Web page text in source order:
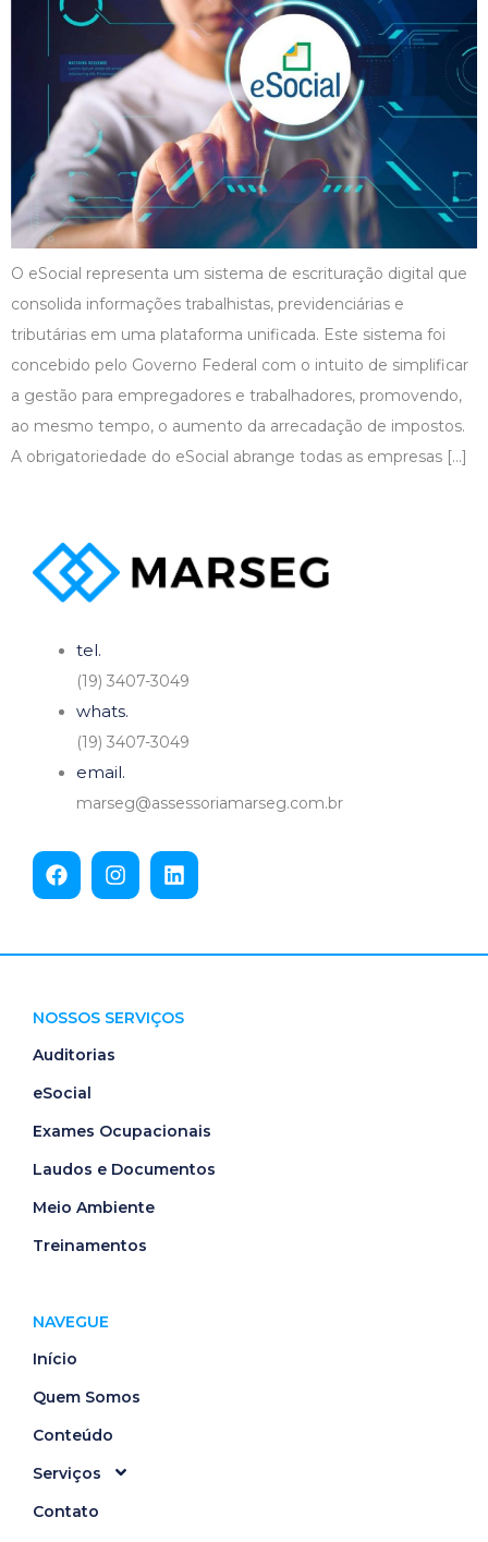
O eSocial representa um sistema de escrituração digital que
consolida informações trabalhistas, previdenciárias e
tributárias em uma plataforma unificada. Este sistema foi
concebido pelo Governo Federal com o intuito de simplificar
a gestão para empregadores e trabalhadores, promovendo,
ao mesmo tempo, o aumento da arrecadação de impostos.
A obrigatoriedade do eSocial abrange todas as empresas […]
tel.
(19) 3407-3049
whats.
(19) 3407-3049
email.
marseg@assessoriamarseg.com.br
NOSSOS SERVIÇOS
Auditorias
eSocial
Exames Ocupacionais
Laudos e Documentos
Meio Ambiente
Treinamentos
NAVEGUE
Início
Quem Somos
Conteúdo
Serviços
Contato